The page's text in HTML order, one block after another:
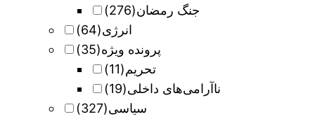
جنگ رمضان(276)
انرژی(64)
پرونده ویژه(35)
تحریم(11)
ناآرامی‌های داخلی(19)
سیاسی(327)